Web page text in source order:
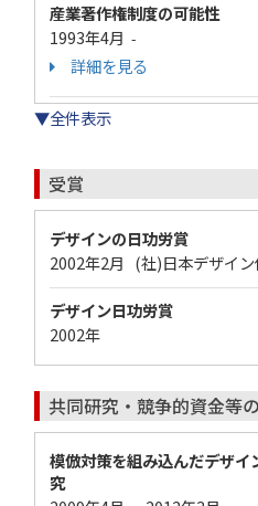
産業著作権制度の可能性
1993年4月 -
詳細を見る
▼全件表示
受賞
デザインの日功労賞
2002年2月 (社)日本デザイン
デザイン日功労賞
2002年
共同研究・競争的資金等
模倣対策を組み込んだデザ
究